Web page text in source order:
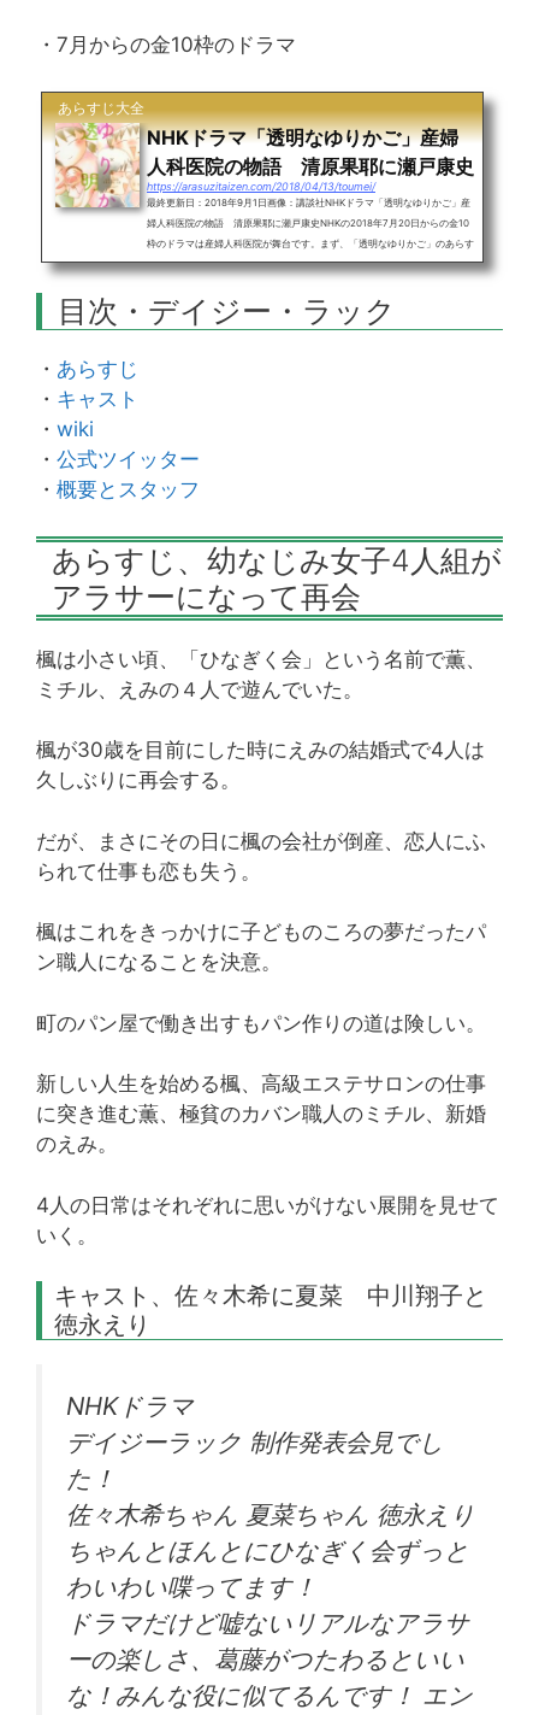
・7月からの金10枠のドラマ
あらすじ大全
NHKドラマ「透明なゆりかご」産婦
人科医院の物語 清原果耶に瀬戸康史
https://arasuzitaizen.com/2018/04/13/toumei/
最終更新日：2018年9月1日画像：講談社NHKドラマ「透明なゆりかご」産
婦人科医院の物語 清原果耶に瀬戸康史NHKの2018年7月20日からの金10
枠のドラマは産婦人科医院が舞台です。まず、「透明なゆりかご」のあらす
じを一言でまとめます。小さな産婦人科医院で見習いの少女が成長していく
本は累計325万部超の人気作品。主演は芸能事務所アミューズの若手エース
とも名高い16歳の清原果耶、そのほか瀬戸康史や水川あさみも出演です。
目次・デイジー・ラック
・ あらすじ
・ キャスト
・ wiki
・ 公式ツイッター
・ 概要とスタッフ
あらすじ、幼なじみ女子4人組が
アラサーになって再会
楓は小さい頃、「ひなぎく会」という名前で薫、
ミチル、えみの４人で遊んでいた。
楓が30歳を目前にした時にえみの結婚式で4人は
久しぶりに再会する。
だが、まさにその日に楓の会社が倒産、恋人にふ
られて仕事も恋も失う。
楓はこれをきっかけに子どものころの夢だったパ
ン職人になることを決意。
町のパン屋で働き出すもパン作りの道は険しい。
新しい人生を始める楓、高級エステサロンの仕事
に突き進む薫、極貧のカバン職人のミチル、新婚
のえみ。
4人の日常はそれぞれに思いがけない展開を見せて
いく。
キャスト、佐々木希に夏菜 中川翔子と
徳永えり
NHKドラマ
デイジーラック 制作発表会見でし
た！
佐々木希ちゃん 夏菜ちゃん 徳永えり
ちゃんとほんとにひなぎく会ずっと
わいわい喋ってます！
ドラマだけど嘘ないリアルなアラサ
ーの楽しさ、葛藤がつたわるといい
な！みんな役に似てるんです！ エン